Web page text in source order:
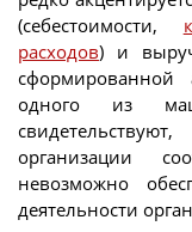
(себестоимости,
расходов) и
сформированной
одного из
организации
невозможно
деятельности